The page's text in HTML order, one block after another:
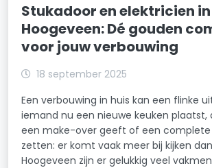
Stukadoor en elektricien in
Hoogeveen: Dé gouden
voor jouw verbouwing
18 september 2025
Een verbouwing in huis kan een flinke
iemand nu een nieuwe keuken plaatst,
een make-over geeft of een
zetten: er komt vaak meer bij kijken
Hoogeveen zijn er gelukkig veel